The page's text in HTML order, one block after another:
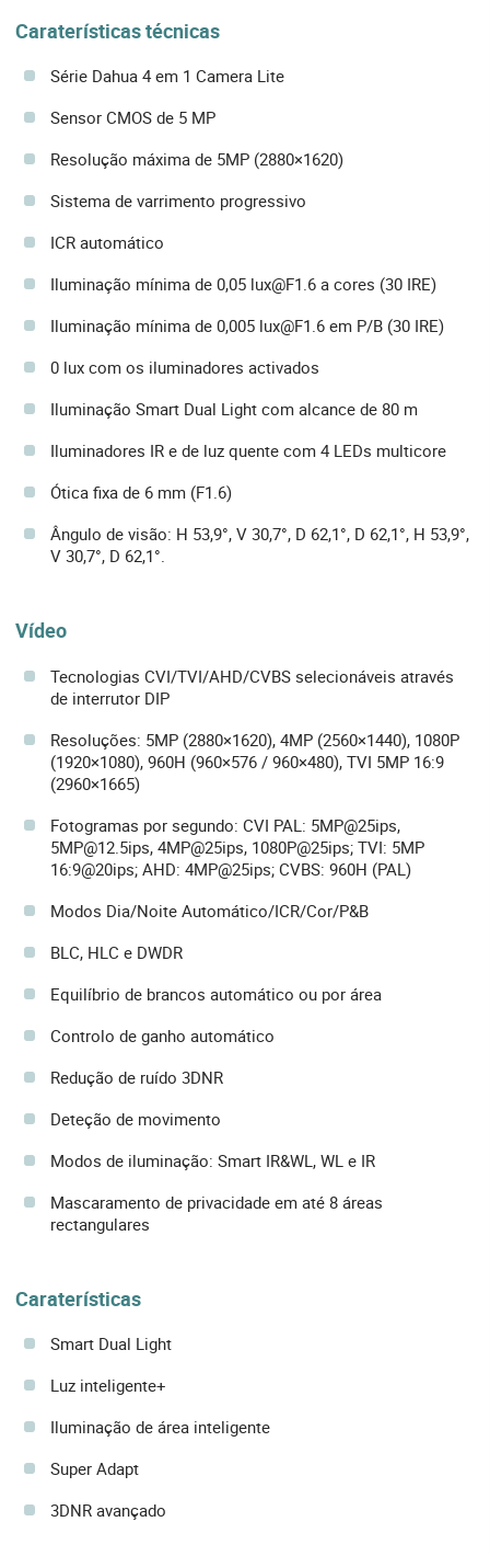
Caraterísticas técnicas
Série Dahua 4 em 1 Camera Lite
Sensor CMOS de 5 MP
Resolução máxima de 5MP (2880×1620)
Sistema de varrimento progressivo
ICR automático
Iluminação mínima de 0,05 lux@F1.6 a cores (30 IRE)
Iluminação mínima de 0,005 lux@F1.6 em P/B (30 IRE)
0 lux com os iluminadores activados
Iluminação Smart Dual Light com alcance de 80 m
Iluminadores IR e de luz quente com 4 LEDs multicore
Ótica fixa de 6 mm (F1.6)
Ângulo de visão: H 53,9°, V 30,7°, D 62,1°, D 62,1°, H 53,9°,
V 30,7°, D 62,1°.
Vídeo
Tecnologias CVI/TVI/AHD/CVBS selecionáveis através
de interrutor DIP
Resoluções: 5MP (2880×1620), 4MP (2560×1440), 1080P
(1920×1080), 960H (960×576 / 960×480), TVI 5MP 16:9
(2960×1665)
Fotogramas por segundo: CVI PAL: 5MP@25ips,
5MP@12.5ips, 4MP@25ips, 1080P@25ips; TVI: 5MP
16:9@20ips; AHD: 4MP@25ips; CVBS: 960H (PAL)
Modos Dia/Noite Automático/ICR/Cor/P&B
BLC, HLC e DWDR
Equilíbrio de brancos automático ou por área
Controlo de ganho automático
Redução de ruído 3DNR
Deteção de movimento
Modos de iluminação: Smart IR&WL, WL e IR
Mascaramento de privacidade em até 8 áreas
rectangulares
Caraterísticas
Smart Dual Light
Luz inteligente+
Iluminação de área inteligente
Super Adapt
3DNR avançado